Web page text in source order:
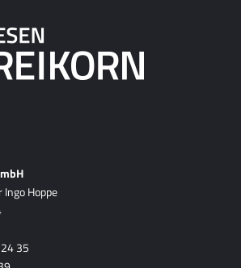
Hoppe
35